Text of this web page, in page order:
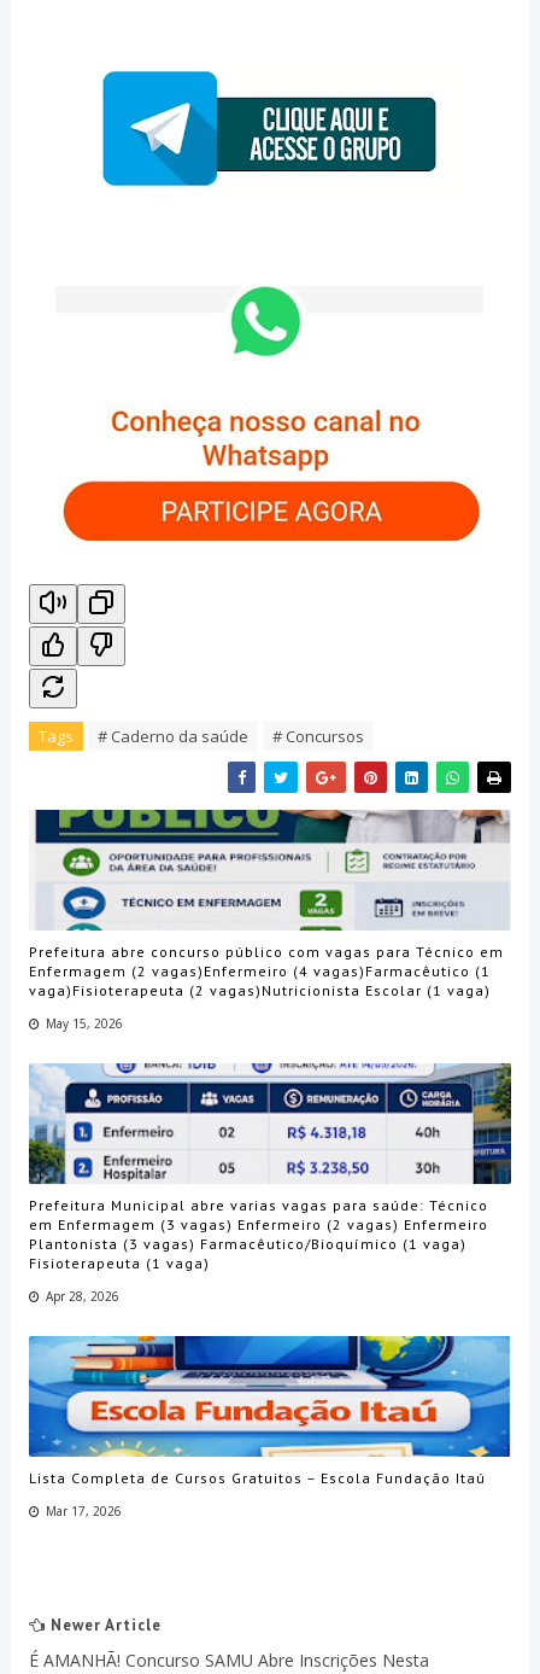
Tags # Caderno da saúde # Concursos
Prefeitura abre concurso público com vagas para Técnico em
Enfermagem (2 vagas)Enfermeiro (4 vagas)Farmacêutico (1
vaga)Fisioterapeuta (2 vagas)Nutricionista Escolar (1 vaga)
May 15, 2026
Prefeitura Municipal abre varias vagas para saúde: Técnico
em Enfermagem (3 vagas) Enfermeiro (2 vagas) Enfermeiro
Plantonista (3 vagas) Farmacêutico/Bioquímico (1 vaga)
Fisioterapeuta (1 vaga)
Apr 28, 2026
Lista Completa de Cursos Gratuitos – Escola Fundação Itaú
Mar 17, 2026
Newer Article
É AMANHÃ! Concurso SAMU Abre Inscrições Nesta